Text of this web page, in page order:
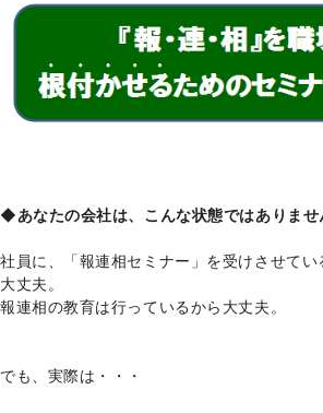
◆あなたの会社は、こんな状態ではありませ
社員に、「報連相セミナー」を受けさせてい
大丈夫。
報連相の教育は行っているから大丈夫。
でも、実際は・・・